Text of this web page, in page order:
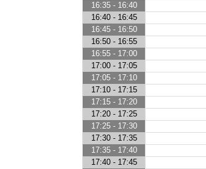
16:35 - 16:40
16:40 - 16:45
16:45 - 16:50
16:50 - 16:55
16:55 - 17:00
17:00 - 17:05
17:05 - 17:10
17:10 - 17:15
17:15 - 17:20
17:20 - 17:25
17:25 - 17:30
17:30 - 17:35
17:35 - 17:40
17:40 - 17:45